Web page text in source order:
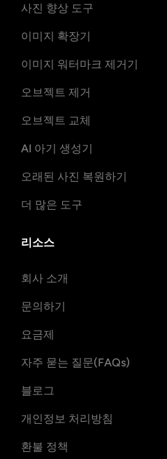
사진 향상 도구
이미지 확장기
이미지 워터마크 제거기
오브젝트 제거
오브젝트 교체
AI 아기 생성기
오래된 사진 복원하기
더 많은 도구
리소스
회사 소개
문의하기
요금제
자주 묻는 질문(FAQs)
블로그
개인정보 처리방침
환불 정책